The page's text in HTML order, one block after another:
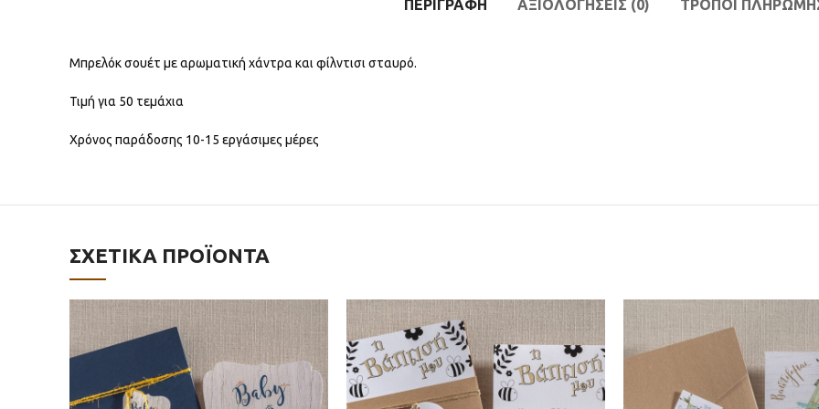
ΠΕΡΙΓΡΑΦΉ ΑΞΙΟΛΟΓΉΣΕΙΣ (0) ΤΡΟΠΟΙ
Μπρελόκ σουέτ με αρωματική χάντρα και φίλντισι σταυρό.
Τιμή για 50 τεμάχια
Χρόνος παράδοσης 10-15 εργάσιμες μέρες
ΣΧΕΤΙΚΆ ΠΡΟΪΌΝΤΑ